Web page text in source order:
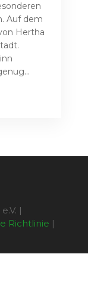
Auf dem
Hertha
|
Richtlinie |